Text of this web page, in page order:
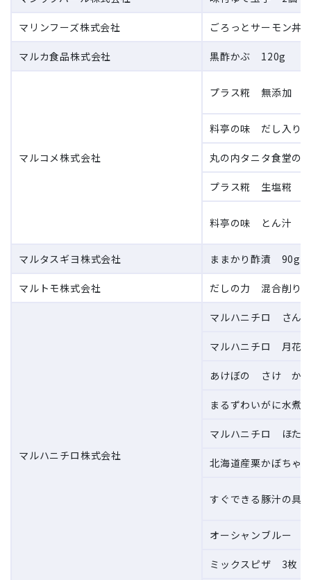
マリンフーズ株式会社 ごろっとサーモン
マルカ食品株式会社 黒酢かぶ 120g
マルコメ株式会社
プラス糀 無添加
料亭の味 だし入
丸の内タニタ食堂
プラス糀 生塩糀
料亭の味 とん汁
マルタスギヨ株式会社 ままかり酢漬 90g
マルトモ株式会社 だしの力 混合削り
マルハニチロ株式会社
マルハニチロ さん
マルハニチロ 月花
あけぼの さけ か
まるずわいがに水
マルハニチロ ほた
北海道産栗かぼち
すぐできる豚汁の
オーシャンブルー
ミックスピザ 3枚